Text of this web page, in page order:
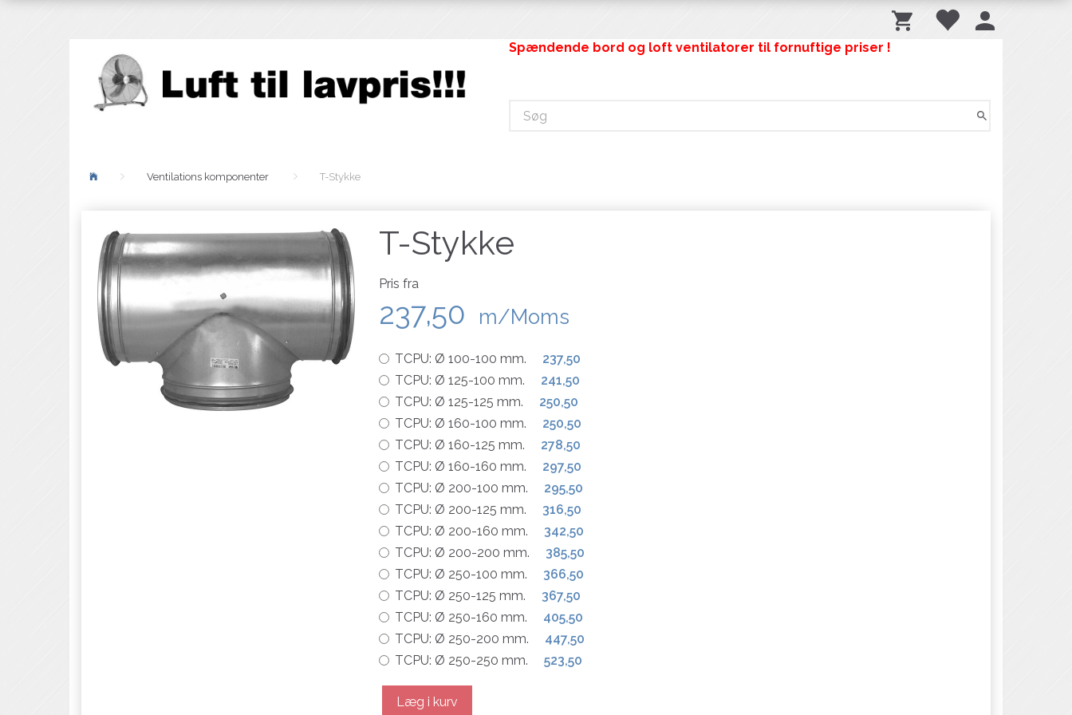
Spændende bord og loft ventilatorer til fornuftige priser !
Ventilations komponenter T-Stykke
T-Stykke
Pris fra
237,50 m/Moms
TCPU: Ø 100-100 mm.
237,50
TCPU: Ø 125-100 mm.
241,50
TCPU: Ø 125-125 mm.
250,50
TCPU: Ø 160-100 mm.
250,50
TCPU: Ø 160-125 mm.
278,50
TCPU: Ø 160-160 mm.
297,50
TCPU: Ø 200-100 mm.
295,50
TCPU: Ø 200-125 mm.
316,50
TCPU: Ø 200-160 mm.
342,50
TCPU: Ø 200-200 mm.
385,50
TCPU: Ø 250-100 mm.
366,50
TCPU: Ø 250-125 mm.
367,50
TCPU: Ø 250-160 mm.
405,50
TCPU: Ø 250-200 mm.
447,50
TCPU: Ø 250-250 mm. 523,50
Læg i kurv